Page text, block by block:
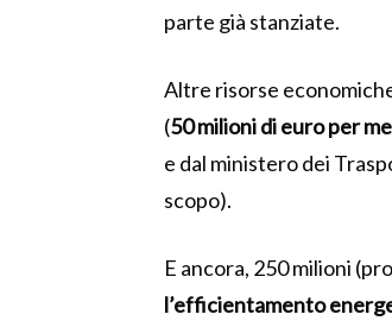
parte già stanziate.
Altre risorse
(50 milioni di euro per
e dal ministero dei
scopo).
E ancora, 250 milioni
l’efficientamento